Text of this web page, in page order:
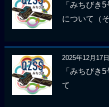
「みちびき
について（そ
2025年12月17日
「みちびき
て